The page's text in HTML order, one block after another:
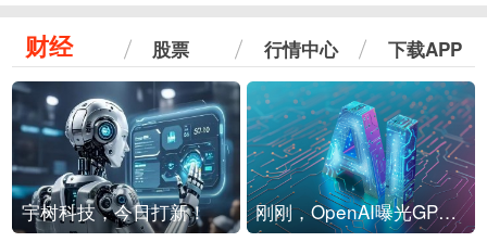
财经 股票 行情中心 下载APP
宇树科技，今日打新！ 刚刚，OpenAI曝光GPT-6！传10万亿参数，8月强行发布